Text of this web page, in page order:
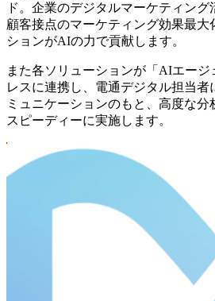
ド。企業のデジタルマーケティン
顧客接点のマーケティング効果最大
ションがAIの力で貢献します。
また各ソリューションが「AIエー
レスに連携し、電通デジタル担当者
ミュニケーションのもと、高度な
スピーディーに実施します。